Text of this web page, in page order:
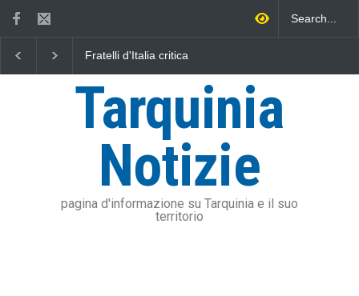
Fratelli d'Italia critica
dell'addizionale IRPEF: "una
stangata per i cittadini"
Viterbo uniti nella
mare
Tarquinia
Notizie
pagina d'informazione su Tarquinia e il suo
territorio